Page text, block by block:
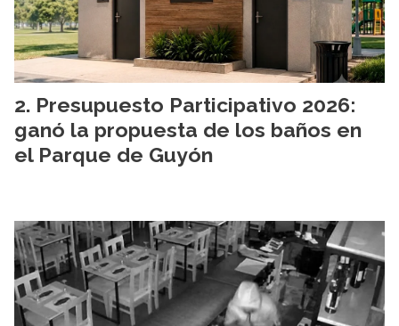
Presupuesto Participativo 2026:
ganó la propuesta de los baños en
el Parque de Guyón